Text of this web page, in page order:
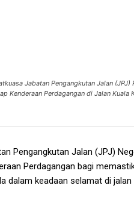
Jabatan Pengangkutan Jalan
Kenderaan Perdagangan di Jalan Kuala
Pengangkutan Jalan (JPJ)
Perdagangan bagi
dalam keadaan selamat di jalan